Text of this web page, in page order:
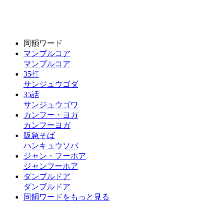
同韻ワード
マンブルコア
マンブルコア
35打
サンジュウゴダ
35話
サンジュウゴワ
カンフー・ヨガ
カンフーヨガ
阪急そば
ハンキュウソバ
ジャン・フーホア
ジャンフーホア
ダンブルドア
ダンブルドア
同韻ワードをもっと見る